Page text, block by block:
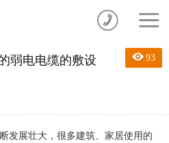
93
弱电电缆的敷设
展壮大，很多建筑、家居使用的